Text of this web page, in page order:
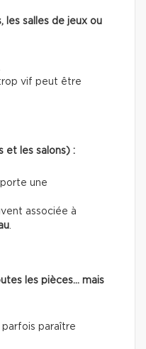
les salles de jeux ou
vif peut être
et les salons) :
une
associée à
les pièces… mais
parfois paraître